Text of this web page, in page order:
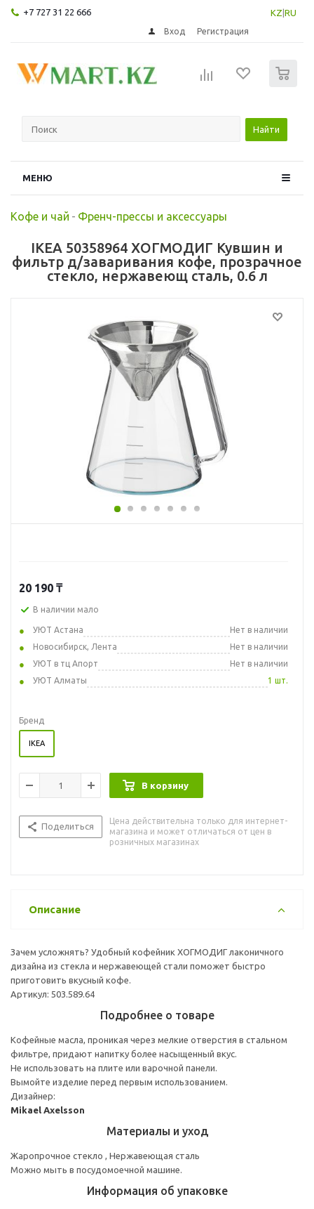
+7 727 31 22 666 KZ RU
Вход Регистрация
Найти
МЕНЮ
Кофе и чай - Френч-прессы и аксессуары
IKEA 50358964 ХОГМОДИГ Кувшин и
фильтр д/заваривания кофе, прозрачное
стекло, нержавеющ сталь, 0.6 л
20 190 ₸
В наличии мало
УЮТ Астана
Нет в наличии
Новосибирск, Лента
Нет в наличии
УЮТ в тц Апорт
Нет в наличии
УЮТ Алматы
1 шт.
Бренд
IKEA
В корзину
Поделиться
Цена действительна только для интернет-
магазина и может отличаться от цен в
розничных магазинах
Описание
Зачем усложнять? Удобный кофейник ХОГМОДИГ лаконичного
дизайна из стекла и нержавеющей стали поможет быстро
приготовить вкусный кофе.
Артикул: 503.589.64
Подробнее о товаре
Кофейные масла, проникая через мелкие отверстия в стальном
фильтре, придают напитку более насыщенный вкус.
Не использовать на плите или варочной панели.
Вымойте изделие перед первым использованием.
Дизайнер:
Mikael Axelsson
Материалы и уход
Жаропрочное стекло , Нержавеющая сталь
Можно мыть в посудомоечной машине.
Информация об упаковке